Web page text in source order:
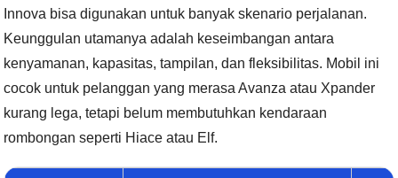
Innova bisa digunakan untuk banyak skenario perjalanan.
Keunggulan utamanya adalah keseimbangan antara
kenyamanan, kapasitas, tampilan, dan fleksibilitas. Mobil ini
cocok untuk pelanggan yang merasa Avanza atau Xpander
kurang lega, tetapi belum membutuhkan kendaraan
rombongan seperti Hiace atau Elf.